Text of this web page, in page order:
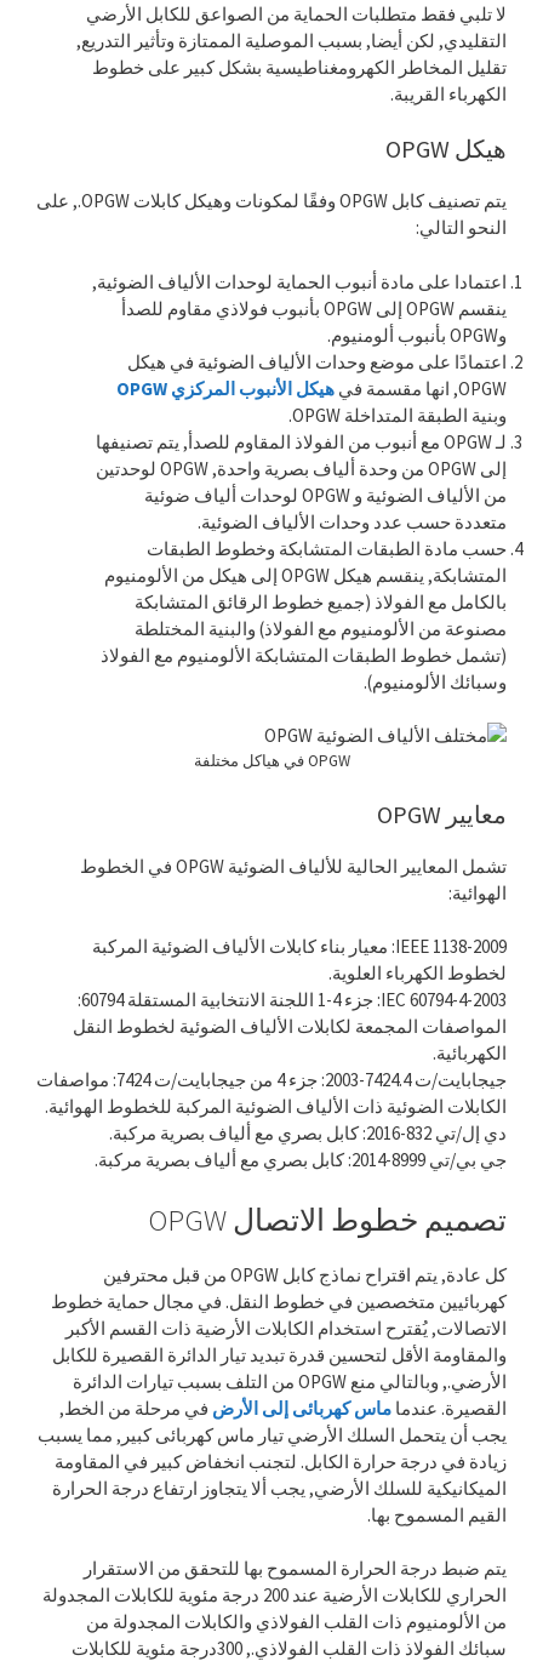
لا تلبي فقط متطلبات الحماية من الصواعق للكابل الأرضي
التقليدي, لكن أيضا, بسبب الموصلية الممتازة وتأثير التدريع,
تقليل المخاطر الكهرومغناطيسية بشكل كبير على خطوط
الكهرباء القريبة.
هيكل OPGW
يتم تصنيف كابل OPGW وفقًا لمكونات وهيكل كابلات OPGW., على
النحو التالي:
اعتمادا على مادة أنبوب الحماية لوحدات الألياف الضوئية,
ينقسم OPGW إلى OPGW بأنبوب فولاذي مقاوم للصدأ
وOPGW بأنبوب ألومنيوم.
اعتمادًا على موضع وحدات الألياف الضوئية في هيكل
OPGW, انها مقسمة في
هيكل الأنبوب المركزي OPGW
وبنية الطبقة المتداخلة OPGW.
لـ OPGW مع أنبوب من الفولاذ المقاوم للصدأ, يتم تصنيفها
إلى OPGW من وحدة ألياف بصرية واحدة, OPGW لوحدتين
من الألياف الضوئية و OPGW لوحدات ألياف ضوئية
متعددة حسب عدد وحدات الألياف الضوئية.
حسب مادة الطبقات المتشابكة وخطوط الطبقات
المتشابكة, ينقسم هيكل OPGW إلى هيكل من الألومنيوم
بالكامل مع الفولاذ (جميع خطوط الرقائق المتشابكة
مصنوعة من الألومنيوم مع الفولاذ) والبنية المختلطة
(تشمل خطوط الطبقات المتشابكة الألومنيوم مع الفولاذ
وسبائك الألومنيوم).
OPGW في هياكل مختلفة
معايير OPGW
تشمل المعايير الحالية للألياف الضوئية OPGW في الخطوط
الهوائية:
IEEE 1138-2009: معيار بناء كابلات الألياف الضوئية المركبة
لخطوط الكهرباء العلوية.
IEC 60794-4-2003: جزء 4-1 اللجنة الانتخابية المستقلة 60794:
المواصفات المجمعة لكابلات الألياف الضوئية لخطوط النقل
الكهربائية.
جيجابايت/ت 7424.4-2003: جزء 4 من جيجابايت/ت 7424: مواصفات
الكابلات الضوئية ذات الألياف الضوئية المركبة للخطوط الهوائية.
دي إل/تي 832-2016: كابل بصري مع ألياف بصرية مركبة.
جي بي/تي 8999-2014: كابل بصري مع ألياف بصرية مركبة.
تصميم خطوط الاتصال OPGW
كل عادة, يتم اقتراح نماذج كابل OPGW من قبل محترفين
كهربائيين متخصصين في خطوط النقل. في مجال حماية خطوط
الاتصالات, يُقترح استخدام الكابلات الأرضية ذات القسم الأكبر
والمقاومة الأقل لتحسين قدرة تبديد تيار الدائرة القصيرة للكابل
الأرضي., وبالتالي منع OPGW من التلف بسبب تيارات الدائرة
القصيرة. عندما ماس كهربائى إلى الأرض في مرحلة من الخط,
يجب أن يتحمل السلك الأرضي تيار ماس كهربائى كبير, مما يسبب
زيادة في درجة حرارة الكابل. لتجنب انخفاض كبير في المقاومة
الميكانيكية للسلك الأرضي, يجب ألا يتجاوز ارتفاع درجة الحرارة
القيم المسموح بها.
يتم ضبط درجة الحرارة المسموح بها للتحقق من الاستقرار
الحراري للكابلات الأرضية عند 200 درجة مئوية للكابلات المجدولة
من الألومنيوم ذات القلب الفولاذي والكابلات المجدولة من
سبائك الفولاذ ذات القلب الفولاذي., 300درجة مئوية للكابلات